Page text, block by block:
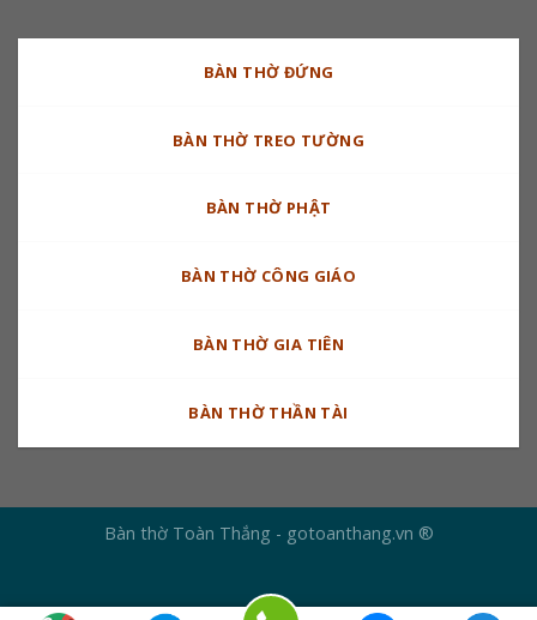
BÀN THỜ ĐỨNG
BÀN THỜ TREO TƯỜNG
BÀN THỜ PHẬT
BÀN THỜ CÔNG GIÁO
BÀN THỜ GIA TIÊN
BÀN THỜ THẦN TÀI
Bàn thờ Toàn Thắng - gotoanthang.vn ®